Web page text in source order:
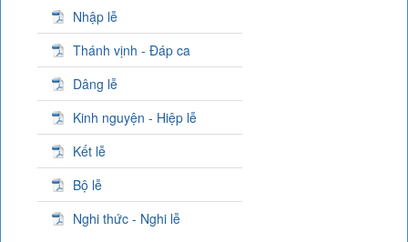
Nhập lễ
Thánh vịnh - Đáp ca
Dâng lễ
Kinh nguyện - Hiệp lễ
Kết lễ
Bộ lễ
Nghi thức - Nghi lễ